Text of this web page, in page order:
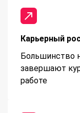
Карьерный
Большинство
завершают
работе